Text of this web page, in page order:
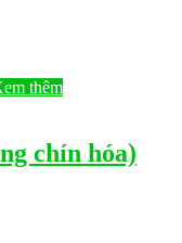
thêm
chín hóa)